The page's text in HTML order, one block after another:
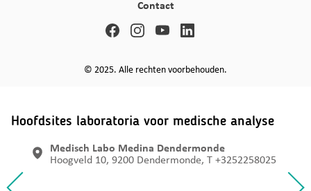
Contact
© 2025. Alle rechten voorbehouden.
Hoofdsites laboratoria voor medische analyse
Medisch Labo Medina Dendermonde
Hoogveld 10, 9200 Dendermonde, T +3252258025